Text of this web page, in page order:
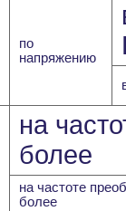
по
напряжению
на
более
на частоте
более